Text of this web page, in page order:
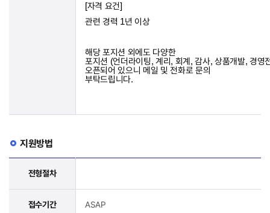
[자격 요건]
관련 경력 1년 이상
해당 포지션 외에도 다양한
포지션 (언더라이팅,계리, 회계,감사,상품개발,경영
오픈되어 있으니 메일 및 전화로 문의
부탁드립니다.
지원방법
전형절차
접수기간 ASAP